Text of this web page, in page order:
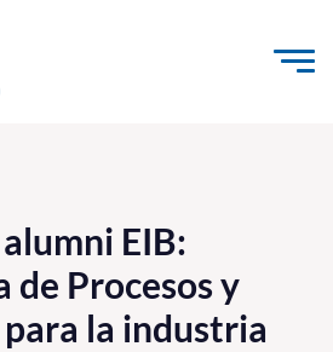
al contenido
e Innovación
EIB:
de Procesos y
la industria